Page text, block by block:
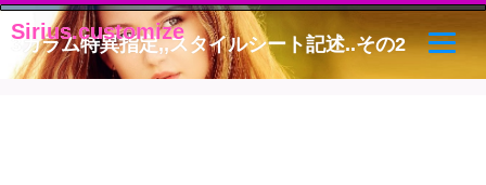
Sirius.customize
Sirius.customize
3カラム特異指定,,スタイルシート記述..その2